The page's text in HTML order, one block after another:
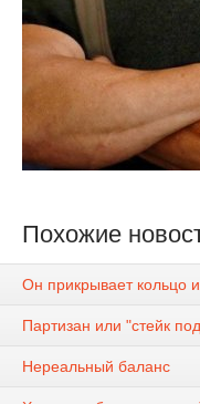
Похожие
Он прикрывает кольцо
Партизан или "стейк
Нереальный баланс